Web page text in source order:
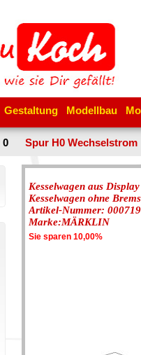
Gestaltung Modellbau
0 Spur H0 Wechselstrom
Kesselwagen aus
Kesselwagen ohne
Artikel-Nummer:
Marke:MÄRKLIN
Sie sparen 10,00%